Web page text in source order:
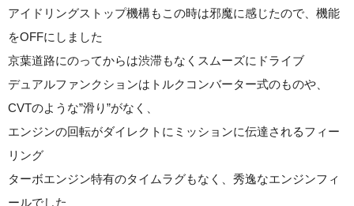
アイドリングストップ機構もこの時は邪魔に感じたので、機能
をOFFにしました
京葉道路にのってからは渋滞もなくスムーズにドライブ
デュアルファンクションはトルクコンバーター式のものや、
CVTのような”滑り”がなく、
エンジンの回転がダイレクトにミッションに伝達されるフィー
リング
ターボエンジン特有のタイムラグもなく、秀逸なエンジンフィ
ールでした